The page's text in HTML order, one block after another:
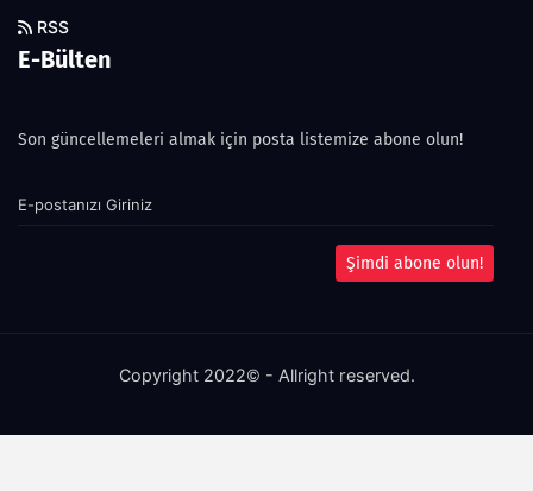
RSS
E-Bülten
Son güncellemeleri almak için posta listemize abone olun!
Şimdi abone olun!
Copyright 2022© - Allright reserved.